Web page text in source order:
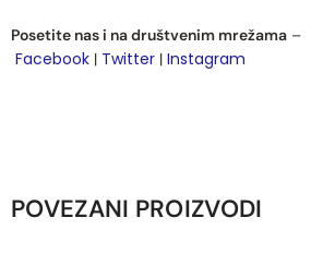
Posetite nas i na društvenim mrežama –
Facebook | Twitter | Instagram
POVEZANI PROIZVODI